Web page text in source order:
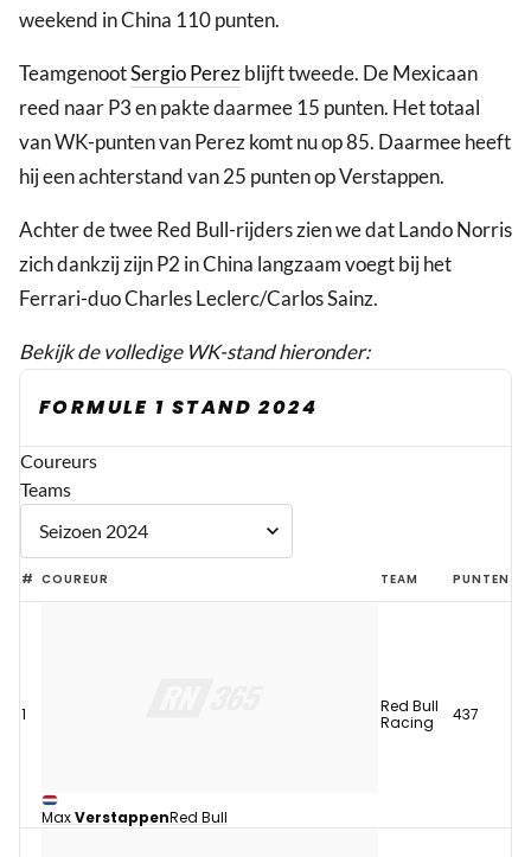
weekend in China 110 punten.
TeamgenootSergio Perezblijft tweede. De Mexicaan
reed naar P3 en pakte daarmee 15 punten. Het totaal
van WK-punten van Perez komt nu op 85. Daarmee heeft
hij een achterstand van 25 punten op Verstappen.
Achter de twee Red Bull-rijders zien we dat Lando Norris
zich dankzij zijn P2 in China langzaam voegt bij het
Ferrari-duo Charles Leclerc/Carlos Sainz.
Bekijk de volledige WK-stand hieronder:
FORMULE 1 STAND 2024
Coureurs
Teams
# COUREUR TEAM PUNTEN
1
MaxVerstappenRed Bull
Red Bull
Racing
437